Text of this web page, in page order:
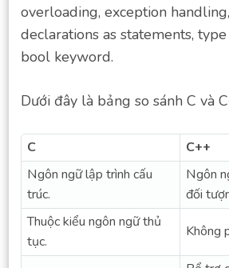
overloading, exception
declarations as statements,
bool keyword.
Dưới đây là bảng so sánh C và
C
C++
Ngôn ngữ lập trình cấu
trúc.
Ngôn
đối
Thuộc kiểu ngôn ngữ thủ
tục.
Không